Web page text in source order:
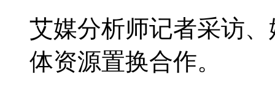
艾媒分析师记者采访
体资源置换合作。